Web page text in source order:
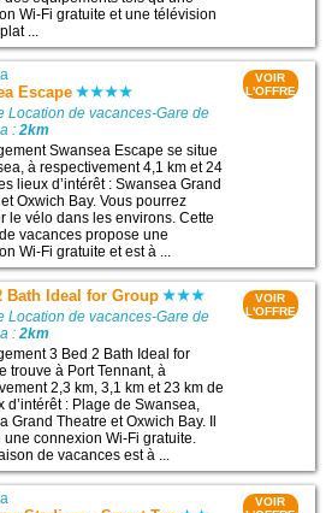
Wi-Fi gratuite et une télévision
...
Escape
Location de vacances-Gare de
:2km
Swansea Escape se situe
à respectivement 4,1 km et 24
lieux d’intérêt : Swansea Grand
Oxwich Bay. Vous pourrez
le vélo dans les environs. Cette
vacances propose une
Wi-Fi gratuite et est à ...
VOIR
L'OFFRE
Bath Ideal for Group
Location de vacances-Gare de
:2km
3 Bed 2 Bath Ideal for
trouve à Port Tennant, à
2,3 km, 3,1 km et 23 km de
d’intérêt : Plage de Swansea,
Grand Theatre et Oxwich Bay. Il
une connexion Wi-Fi gratuite.
de vacances est à ...
VOIR
L'OFFRE
VOIR